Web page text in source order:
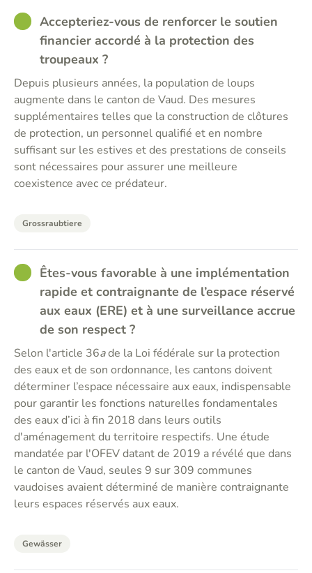
GOODAccepteriez-vous de renforcer le soutien
financier accordé à la protection des
troupeaux ?
Depuis plusieurs années, la population de loups
augmente dans le canton de Vaud. Des mesures
supplémentaires telles que la construction de clôtures
de protection, un personnel qualifié et en nombre
suffisant sur les estives et des prestations de conseils
sont nécessaires pour assurer une meilleure
coexistence avec ce prédateur.
Grossraubtiere
GOODÊtes-vous favorable à une implémentation
rapide et contraignante de l’espace réservé
aux eaux (ERE) et à une surveillance accrue
de son respect ?
Selon l'article 36ade la Loi fédérale sur la protection
des eaux et de son ordonnance, les cantons doivent
déterminer l’espace nécessaire aux eaux, indispensable
pour garantir les fonctions naturelles fondamentales
des eaux d’ici à fin 2018 dans leurs outils
d'aménagement du territoire respectifs. Une étude
mandatée par l'OFEV datant de 2019 a révélé que dans
le canton de Vaud, seules 9 sur 309 communes
vaudoises avaient déterminé de manière contraignante
leurs espaces réservés aux eaux.
Gewässer